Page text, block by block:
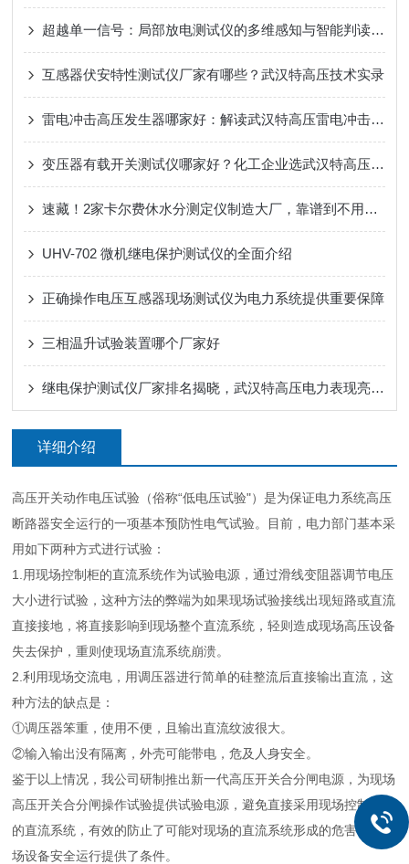
超越单一信号：局部放电测试仪的多维感知与智能判读之道
互感器伏安特性测试仪厂家有哪些？武汉特高压技术实录
雷电冲击高压发生器哪家好：解读武汉特高压雷电冲击高压发生器的设计思路
变压器有载开关测试仪哪家好？化工企业选武汉特高压电力
速藏！2家卡尔费休水分测定仪制造大厂，靠谱到不用挑！
UHV-702 微机继电保护测试仪的全面介绍
正确操作电压互感器现场测试仪为电力系统提供重要保障
三相温升试验装置哪个厂家好
继电保护测试仪厂家排名揭晓，武汉特高压电力表现亮眼！
详细介绍
高压开关动作电压试验（俗称“低电压试验"）是为保证电力系统高压
断路器安全运行的一项基本预防性电气试验。目前，电力部门基本采
用如下两种方式进行试验：
1.用现场控制柜的直流系统作为试验电源，通过滑线变阻器调节电压
大小进行试验，这种方法的弊端为如果现场试验接线出现短路或直流
直接接地，将直接影响到现场整个直流系统，轻则造成现场高压设备
失去保护，重则使现场直流系统崩溃。
2.利用现场交流电，用调压器进行简单的硅整流后直接输出直流，这
种方法的缺点是：
①调压器笨重，使用不便，且输出直流纹波很大。
②输入输出没有隔离，外壳可能带电，危及人身安全。
鉴于以上情况，我公司研制推出新一代高压开关合分闸电源，为现场
高压开关合分闸操作试验提供试验电源，避免直接采用现场控制箱内
的直流系统，有效的防止了可能对现场的直流系统形成的危害，为现
场设备安全运行提供了条件。